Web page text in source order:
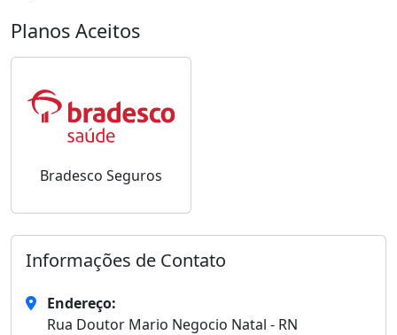
Planos Aceitos
Bradesco Seguros
Informações de Contato
Endereço:
Rua Doutor Mario Negocio Natal - RN